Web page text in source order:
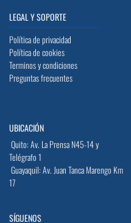
LEGAL Y SOPORTE
Política de privacidad
Política de cookies
Terminos y condiciones
Preguntas frecuentes
UBICACIÓN
Quito: Av. La Prensa N45-14 y
Telégrafo 1
Guayaquil: Av. Juan Tanca Marengo Km
17
SÍGUENOS